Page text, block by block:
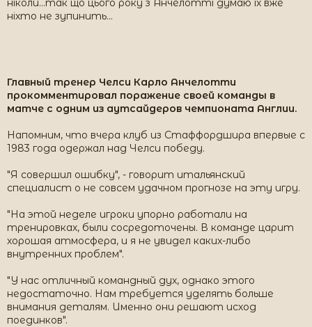
ніколи...так що цього року з Анчелотті думаю їх вже
ніхто не зупинить...
Главный тренер Челси Карло Анчелотти
прокомментировал поражение своей команды в
матче с одним из аутсайдеров чемпионата Англии.
Напомним, что вчера клуб из Стаффордшира впервые с
1983 года одержал над Челси победу.
"Я совершил ошибку", - говорит итальянский
специалист о не совсем удачном прогнозе на эту игру.
"На этой неделе игроки упорно работали на
тренировках, были сосредоточены. В команде царит
хорошая атмосфера, и я не увидел каких-либо
внутренних проблем".
"У нас отличный командный дух, однако этого
недостаточно. Нам требуется уделять больше
внимания деталям. Именно они решают исход
поединков".